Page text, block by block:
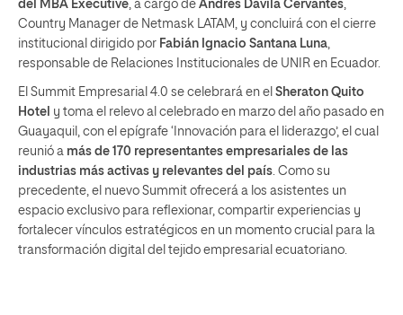
del MBA Executive, a cargo de Andrés Dávila Cervantes,
Country Manager de Netmask LATAM, y concluirá con el cierre
institucional dirigido por Fabián Ignacio Santana Luna,
responsable de Relaciones Institucionales de UNIR en Ecuador.
El Summit Empresarial 4.0 se celebrará en el Sheraton Quito
Hotel y toma el relevo al celebrado en marzo del año pasado en
Guayaquil, con el epígrafe ‘Innovación para el liderazgo’, el cual
reunió a más de 170 representantes empresariales de las
industrias más activas y relevantes del país. Como su
precedente, el nuevo Summit ofrecerá a los asistentes un
espacio exclusivo para reflexionar, compartir experiencias y
fortalecer vínculos estratégicos en un momento crucial para la
transformación digital del tejido empresarial ecuatoriano.